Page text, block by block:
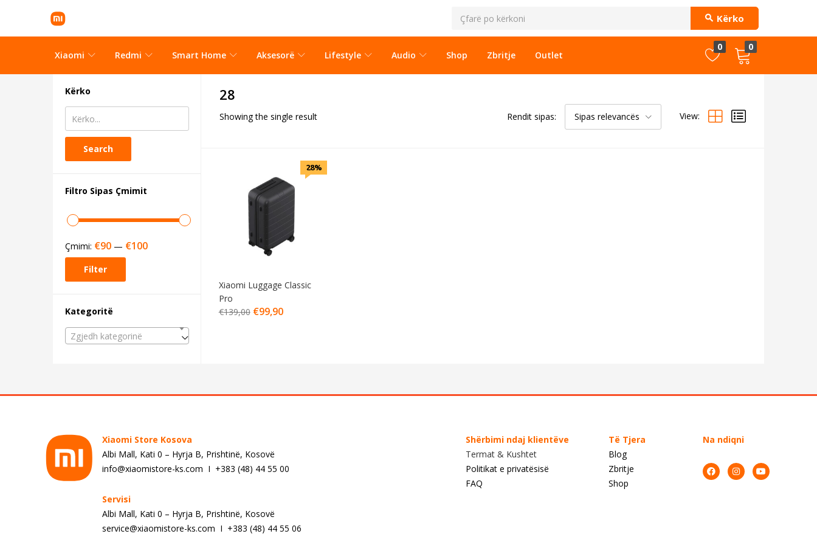
Kërko
Xiaomi Redmi Smart Home Aksesorë Lifestyle Audio Shop Zbritje Outlet
0 0
Kërko
Search
Filtro Sipas Çmimit
Filter
Çmimi: €90 — €100
Kategoritë
Zgjedh kategorinë
28
Showing the single result Rendit sipas: Sipas relevancës View:
28%
Xiaomi Luggage Classic
Pro
€139,00 €99,90
Xiaomi Store Kosova
Albi Mall, Kati 0 – Hyrja B, Prishtinë, Kosovë
info@xiaomistore-ks.com I +383 (48) 44 55 00
Servisi
Albi Mall, Kati 0 – Hyrja B, Prishtinë, Kosovë
service@xiaomistore-ks.com I +383 (48) 44 55 06
Shërbimi ndaj klientëve
Termat & Kushtet
Politikat e privatësisë
FAQ
Të Tjera
Blog
Zbritje
Shop
Na ndiqni